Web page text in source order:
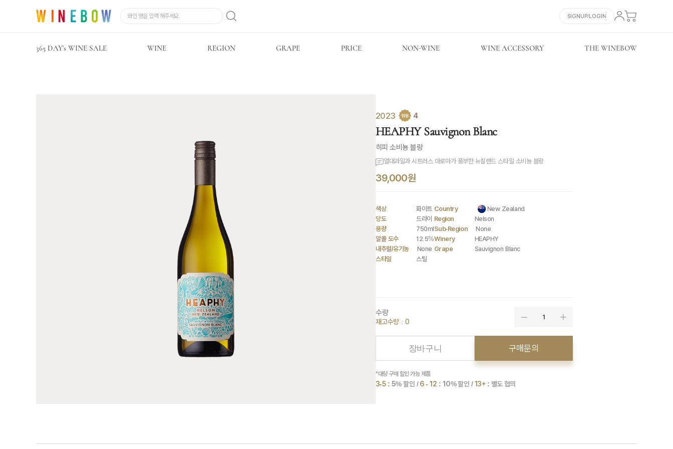
SIGNUP/LOGIN
365 DAY’s WINE SALE WINE REGION GRAPE PRICE NON-WINE WINE ACCESSORY THE WINEBOW
2023 4
HEAPHY Sauvignon Blanc
히피 소비뇽 블랑
열대과일과 시트러스 아로마가 풍부한 뉴질랜드 스타일 소비뇽 블랑
39,000원
색상
화이트
당도
드라이
용량
750ml
알콜 도수
12.5%
내추럴/유기농
None
스타일
스틸
Country
New Zealand
Region
Nelson
Sub-Region
None
Winery
HEAPHY
Grape
Sauvignon Blanc
수량
재고수량 : 0
1
장바구니 구매문의
*대량 구매 할인 가능 제품
3-5 : 5% 할인 /6 - 12 : 10% 할인 /13+ : 별도 협의